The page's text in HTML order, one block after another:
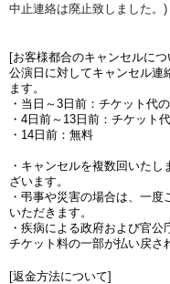
中止連絡は廃止致しました。)
[お客様都合のキャンセルにつ
公演日に対してキャンセル連
ます。
・当日～3日前：チケット代
・4日前～13日前：チケット
・14日前：無料
・キャンセルを複数回いた
ざいます。
・弔事や災害の場合は、一
いただきます。
・疾病による政府および官公
チケット料の一部が払い戻さ
[返金方法について]